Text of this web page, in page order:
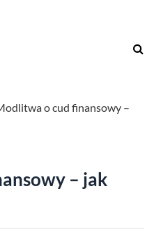
o cud finansowy –
– jak